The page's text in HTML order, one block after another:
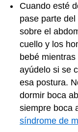
Cuando esté
pase parte del
sobre el
cuello y los
bebé
ayúdelo si se
esa postura.
dormir boca
siempre boca
síndrome de